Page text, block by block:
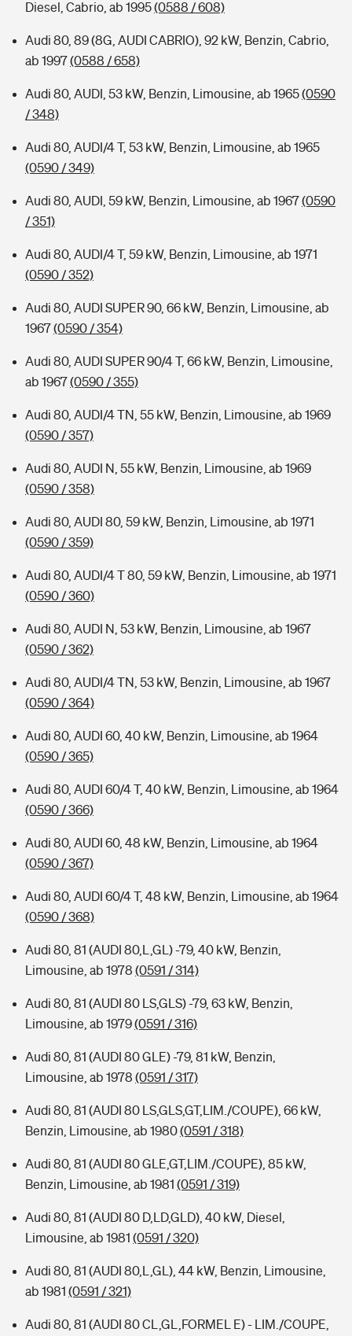
Diesel, Cabrio, ab 1995(0588 / 608)
Audi 80, 89 (8G, AUDI CABRIO), 92 kW, Benzin, Cabrio,
ab 1997(0588 / 658)
Audi 80, AUDI, 53 kW, Benzin, Limousine, ab 1965(0590
/ 348)
Audi 80, AUDI/4 T, 53 kW, Benzin, Limousine, ab 1965
(0590 / 349)
Audi 80, AUDI, 59 kW, Benzin, Limousine, ab 1967(0590
/ 351)
Audi 80, AUDI/4 T, 59 kW, Benzin, Limousine, ab 1971
(0590 / 352)
Audi 80, AUDI SUPER 90, 66 kW, Benzin, Limousine, ab
1967(0590 / 354)
Audi 80, AUDI SUPER 90/4 T, 66 kW, Benzin, Limousine,
ab 1967(0590 / 355)
Audi 80, AUDI/4 TN, 55 kW, Benzin, Limousine, ab 1969
(0590 / 357)
Audi 80, AUDI N, 55 kW, Benzin, Limousine, ab 1969
(0590 / 358)
Audi 80, AUDI 80, 59 kW, Benzin, Limousine, ab 1971
(0590 / 359)
Audi 80, AUDI/4 T 80, 59 kW, Benzin, Limousine, ab 1971
(0590 / 360)
Audi 80, AUDI N, 53 kW, Benzin, Limousine, ab 1967
(0590 / 362)
Audi 80, AUDI/4 TN, 53 kW, Benzin, Limousine, ab 1967
(0590 / 364)
Audi 80, AUDI 60, 40 kW, Benzin, Limousine, ab 1964
(0590 / 365)
Audi 80, AUDI 60/4 T, 40 kW, Benzin, Limousine, ab 1964
(0590 / 366)
Audi 80, AUDI 60, 48 kW, Benzin, Limousine, ab 1964
(0590 / 367)
Audi 80, AUDI 60/4 T, 48 kW, Benzin, Limousine, ab 1964
(0590 / 368)
Audi 80, 81 (AUDI 80,L,GL) -79, 40 kW, Benzin,
Limousine, ab 1978 (0591 / 314)
Audi 80, 81 (AUDI 80 LS,GLS) -79, 63 kW, Benzin,
Limousine, ab 1979(0591 / 316)
Audi 80, 81 (AUDI 80 GLE) -79, 81 kW, Benzin,
Limousine, ab 1978 (0591 / 317)
Audi 80, 81 (AUDI 80 LS,GLS,GT,LIM./COUPE), 66 kW,
Benzin, Limousine, ab 1980(0591 / 318)
Audi 80, 81 (AUDI 80 GLE,GT,LIM./COUPE), 85 kW,
Benzin, Limousine, ab 1981 (0591 / 319)
Audi 80, 81 (AUDI 80 D,LD,GLD), 40 kW, Diesel,
Limousine, ab 1981 (0591 / 320)
Audi 80, 81 (AUDI 80,L,GL), 44 kW, Benzin, Limousine,
ab 1981 (0591 / 321)
Audi 80, 81 (AUDI 80 CL,GL,FORMEL E) - LIM./COUPE,